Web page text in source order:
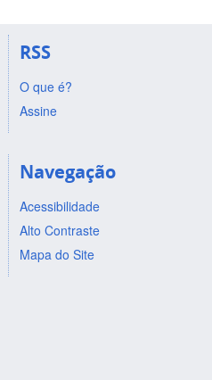
RSS
O que é?
Assine
Navegação
Acessibilidade
Alto Contraste
Mapa do Site